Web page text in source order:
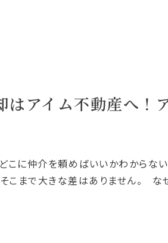
はアイム不動産へ！
こに仲介を頼めばいいかわからな
こまで大きな差はありません。